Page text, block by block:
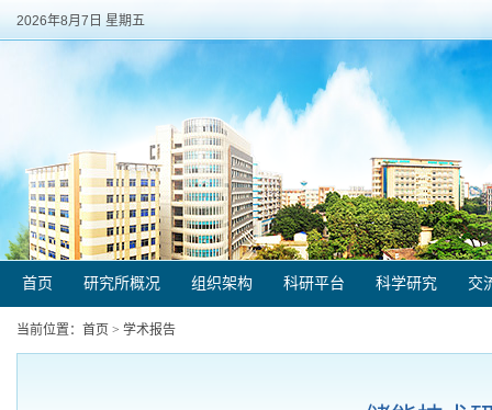
2026年8月7日 星期五
首页 研究所概况 组织架构 科研平台 科学研究 交
当前位置： 首页 > 学术报告